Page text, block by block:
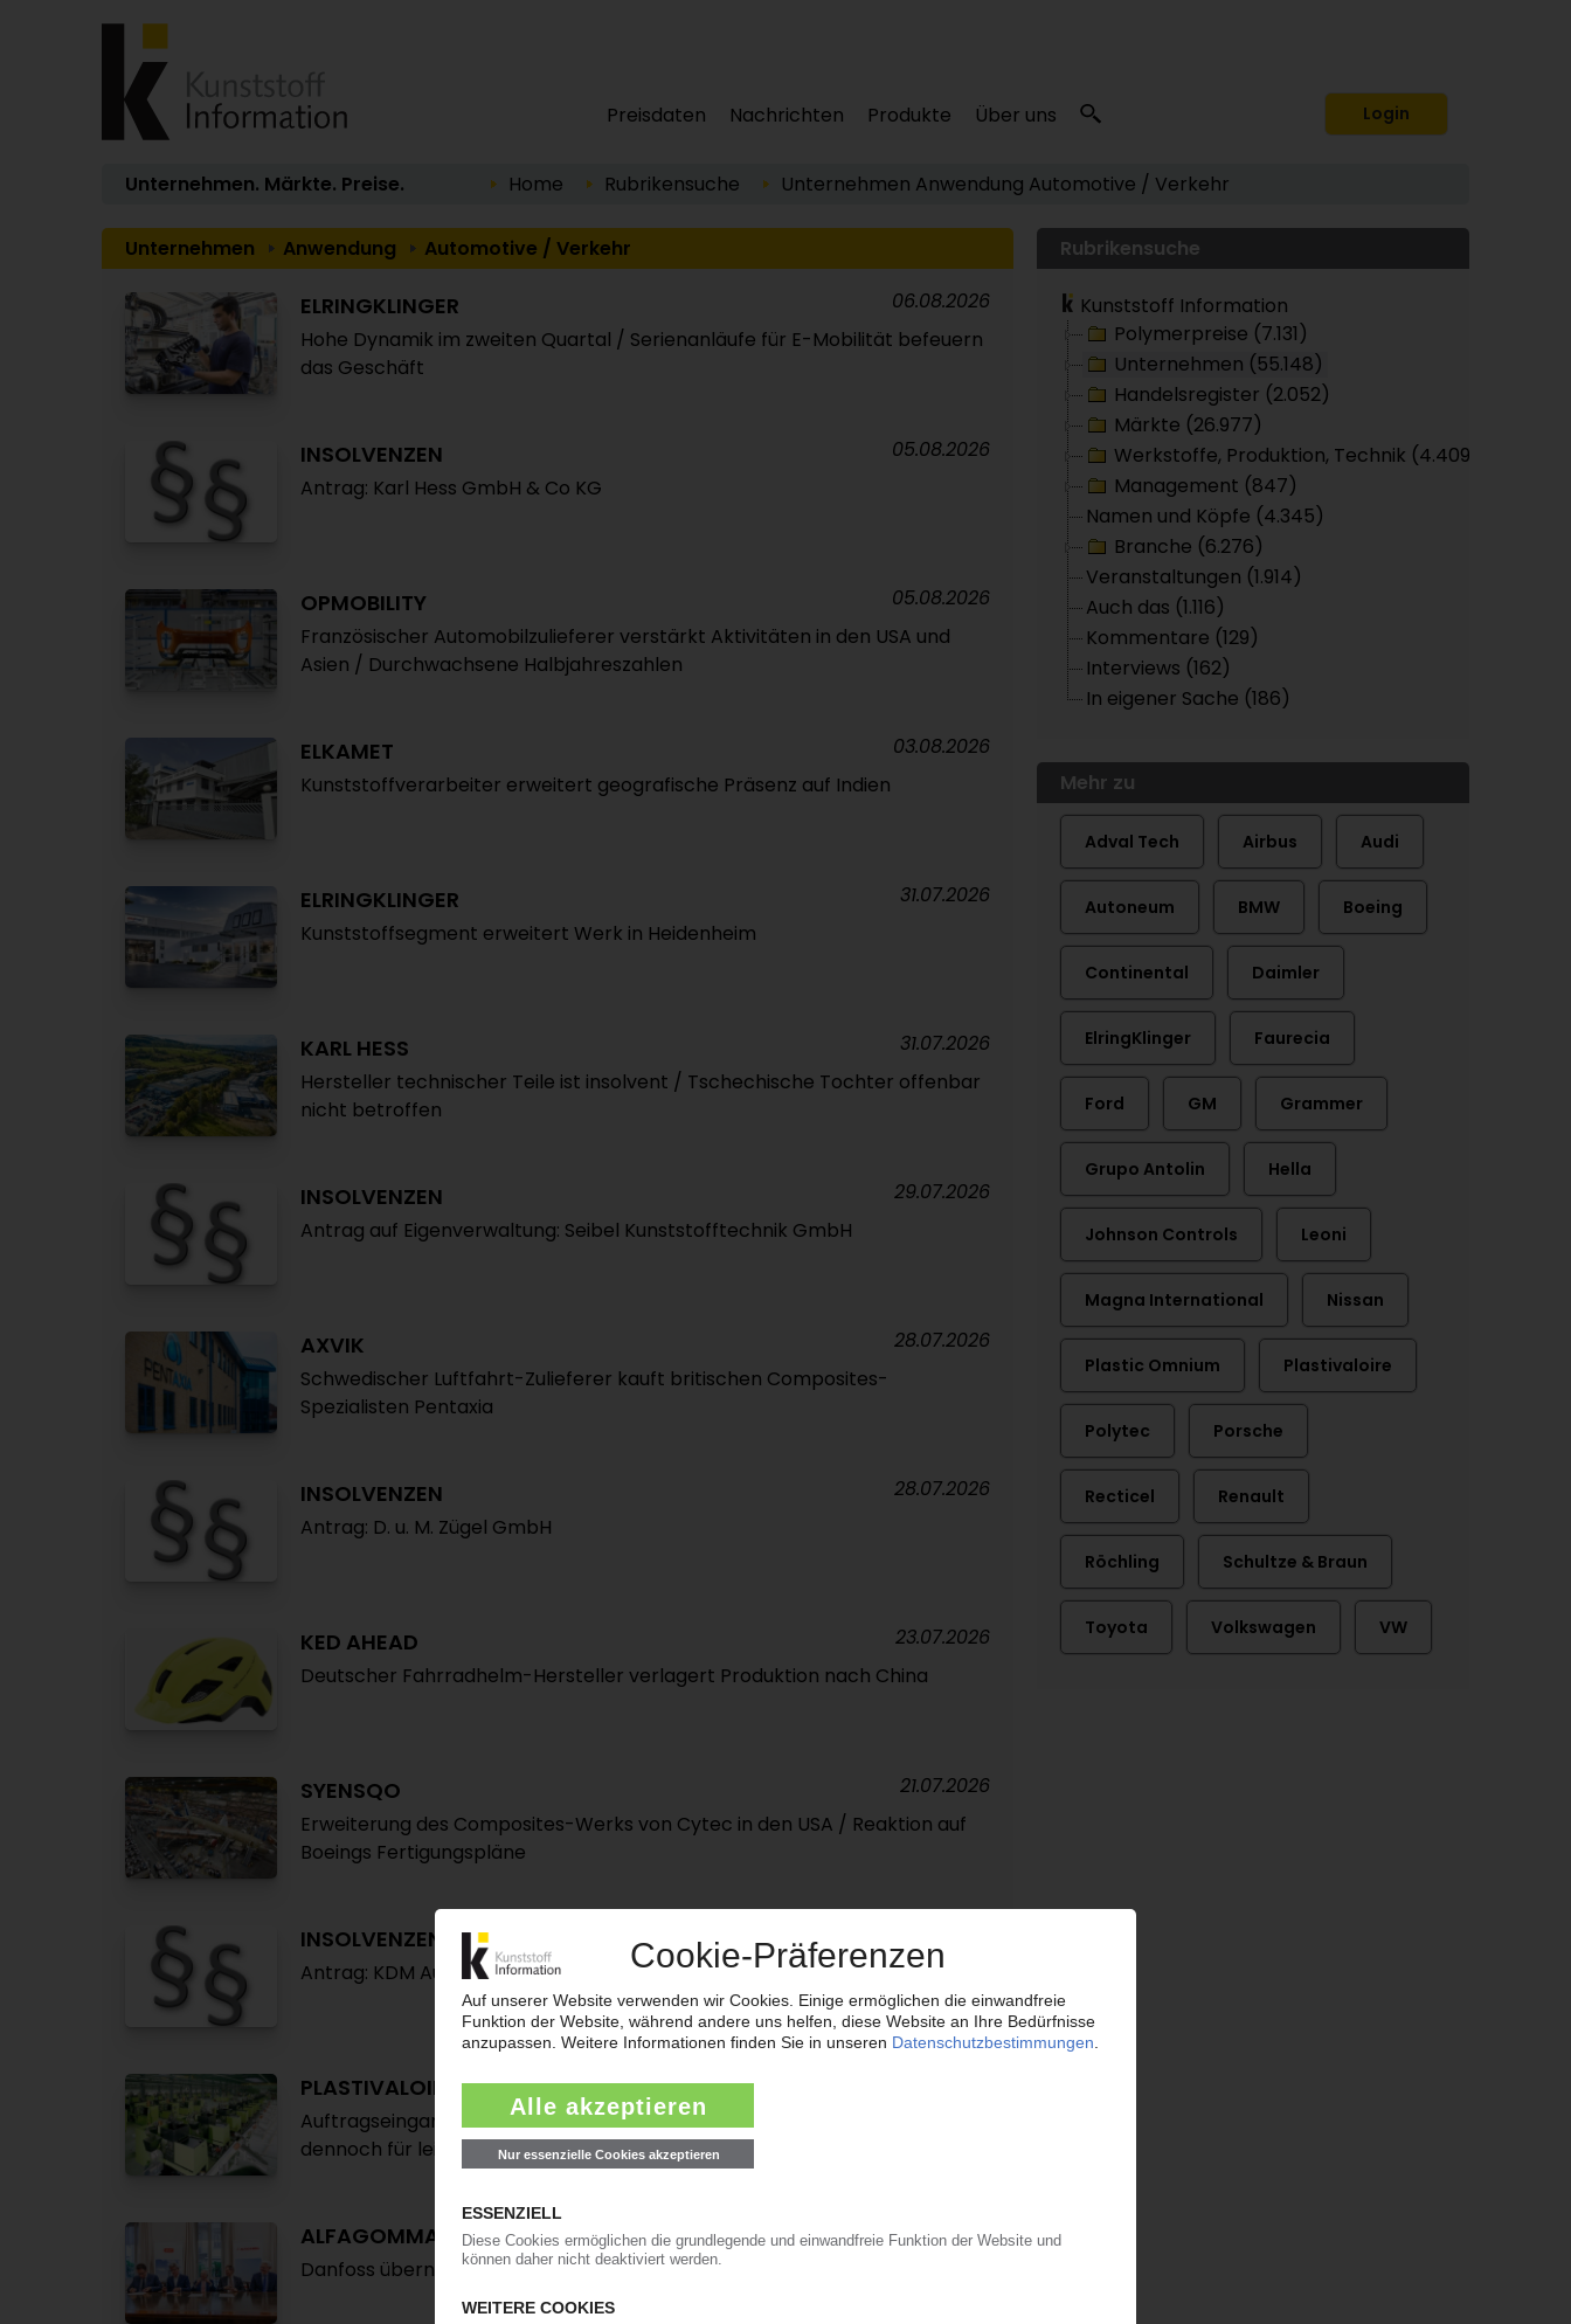
Preisdaten Nachrichten Produkte Über uns Login
Unternehmen. Märkte. Preise. Home Rubrikensuche Unternehmen Anwendung Automotive / Verkehr
Unternehmen Anwendung Automotive / Verkehr
ELRINGKLINGER
Hohe Dynamik im zweiten Quartal / Serienanläufe für E-Mobilität befeuern
das Geschäft
06.08.2026
INSOLVENZEN
Antrag: Karl Hess GmbH & Co KG
05.08.2026
OPMOBILITY
Französischer Automobilzulieferer verstärkt Aktivitäten in den USA und
Asien / Durchwachsene Halbjahreszahlen
05.08.2026
ELKAMET
Kunststoffverarbeiter erweitert geografische Präsenz auf Indien
03.08.2026
ELRINGKLINGER
Kunststoffsegment erweitert Werk in Heidenheim
31.07.2026
KARL HESS
Hersteller technischer Teile ist insolvent / Tschechische Tochter offenbar
nicht betroffen
31.07.2026
INSOLVENZEN
Antrag auf Eigenverwaltung: Seibel Kunststofftechnik GmbH
29.07.2026
AXVIK
Schwedischer Luftfahrt-Zulieferer kauft britischen Composites-
Spezialisten Pentaxia
28.07.2026
INSOLVENZEN
Antrag: D. u. M. Zügel GmbH
28.07.2026
KED AHEAD
Deutscher Fahrradhelm-Hersteller verlagert Produktion nach China
23.07.2026
SYENSQO
Erweiterung des Composites-Werks von Cytec in den USA / Reaktion auf
Boeings Fertigungspläne
21.07.2026
INSOLVENZEN
Antrag: KDM Automotive GmbH
PLASTIVALOIRE
Auftragseingang brummt in der ersten Jahreshälfte / Iran-Krieg sorgt
dennoch für leicht reduzierte Ebitda-Prognose
ALFAGOMMA
Danfoss übernimmt den italienischen Hydraulikschlauch-Wettbewerber
16.07.2026
Rubrikensuche
Kunststoff Information
Polymerpreise (7.131)
Unternehmen (55.148)
Handelsregister (2.052)
Märkte (26.977)
Werkstoffe, Produktion, Technik (4.409)
Management (847)
Namen und Köpfe (4.345)
Branche (6.276)
Veranstaltungen (1.914)
Auch das (1.116)
Kommentare (129)
Interviews (162)
In eigener Sache (186)
Mehr zu
Adval Tech Airbus Audi
Autoneum BMW Boeing
Continental Daimler
ElringKlinger Faurecia
Ford GM Grammer
Grupo Antolin Hella
Johnson Controls Leoni
Magna International Nissan
Plastic Omnium Plastivaloire
Polytec Porsche
Recticel Renault
Röchling Schultze & Braun
Toyota Volkswagen VW